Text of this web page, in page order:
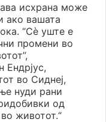
исхрана може
ако вашата
“Сѐ уште е
промени во
Ендрјус,
во Сиднеј,
нуди рани
од
животот.“